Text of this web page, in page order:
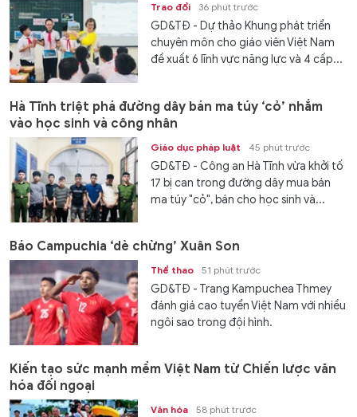
Trao đổi 36 phút trước
GD&TĐ - Dự thảo Khung phát triển
chuyên môn cho giáo viên Việt Nam
đề xuất 6 lĩnh vực năng lực và 4 cấp...
Hà Tĩnh triệt phá đường dây bán ma túy ‘cỏ’ nhắm
vào học sinh và công nhân
Giáo dục pháp luật 45 phút trước
GD&TĐ - Công an Hà Tĩnh vừa khởi tố
17 bị can trong đường dây mua bán
ma túy "cỏ", bán cho học sinh và...
Báo Campuchia ‘dè chừng’ Xuân Son
Thể thao 51 phút trước
GD&TĐ - Trang Kampuchea Thmey
đánh giá cao tuyển Việt Nam với nhiều
ngôi sao trong đội hình.
Kiến tạo sức mạnh mềm Việt Nam từ Chiến lược văn
hóa đối ngoại
Văn hóa 58 phút trước